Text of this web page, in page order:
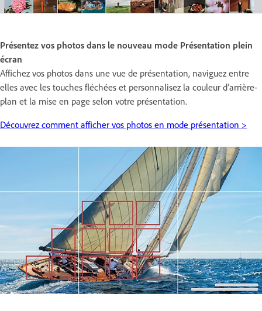
Présentez vos photos dans le nouveau mode Présentation plein
écran
Affichez vos photos dans une vue de présentation, naviguez entre
elles avec les touches fléchées et personnalisez la couleur d’arrière-
plan et la mise en page selon votre présentation.
Découvrez comment afficher vos photos en mode présentation >